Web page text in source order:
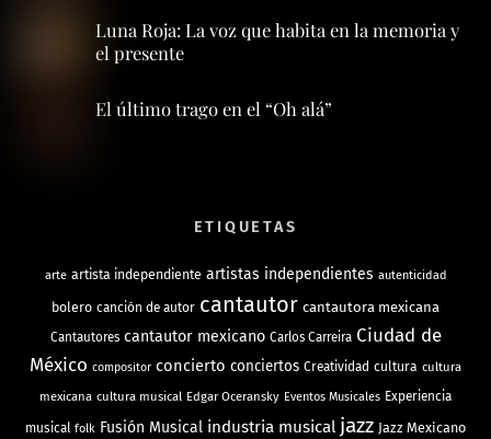
Luna Roja: La voz que habita en la memoria y
el presente
El último trago en el “Oh alá”
ETIQUETAS
arte artista independiente artistas independientes autenticidad
bolero canción de autor cantautor cantautora mexicana
Cantautores cantautor mexicano Carlos Carreira Ciudad de
México compositor concierto conciertos Creatividad cultura cultura
mexicana cultura musical Edgar Oceransky Eventos Musicales Experiencia
musical folk Fusión Musical industria musical jazz Jazz Mexicano